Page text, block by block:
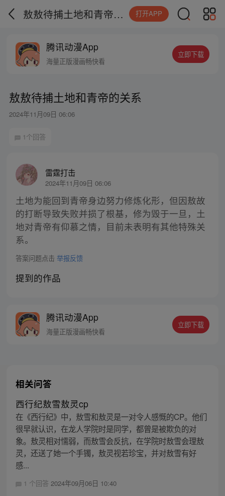
敖敖待捕土地和青帝的关系 打开APP
腾讯动漫App
海量正版漫画畅快看
立即下载
敖敖待捕土地和青帝的关系
2024年11月09日 06:06
1个回答
雷霆打击
2024年11月09日 06:06
土地为能回到青帝身边努力修炼化形，但因敖故
的打断导致失败并损了根基，修为毁于一旦，土
地对青帝有仰慕之情，目前未表明有其他特殊关
系。
答案问题点击 举报反馈
提到的作品
腾讯动漫App
海量正版漫画畅快看
立即下载
相关问答
西行纪敖雪敖灵cp
在《西行纪》中，敖雪和敖灵是一对令人感慨的CP。他们
很早就认识，在龙人学院时是同学，都曾是被欺负的对
象。敖灵相对懦弱，而敖雪会反抗，在学院时敖雪会理敖
灵，还送了她一个手镯，敖灵视若珍宝，并对敖雪有好
感...
1 个回答 2024年09月06日 10:40